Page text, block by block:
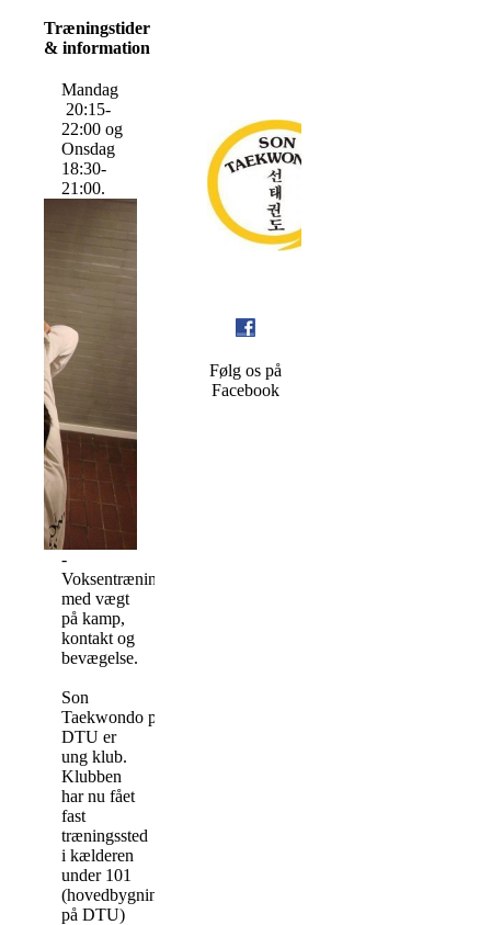
Træningstider
& information
Mandag
20:15-
22:00 og
Onsdag
18:30-
21:00.
-
Voksentræning
med vægt
på kamp,
kontakt og
bevægelse.
Son
Taekwondo på
DTU er
ung klub.
Klubben
har nu fået
fast
træningssted
i kælderen
under 101
(hovedbygningen
på DTU)
Følg os på
Facebook